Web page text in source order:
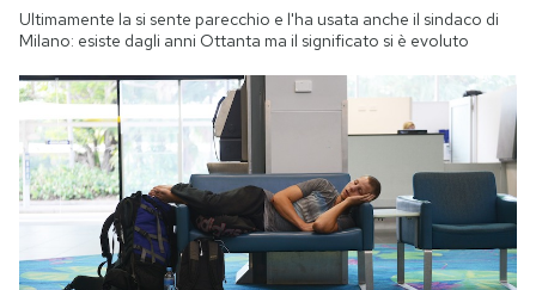
Ultimamente la si sente parecchio e l'ha usata anche il sindaco di
Milano: esiste dagli anni Ottanta ma il significato si è evoluto